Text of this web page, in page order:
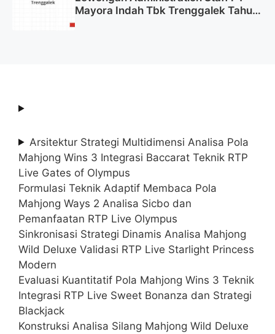
Mayora Indah Tbk Trenggalek Tahun
Arsitektur Strategi Multidimensi Analisa Pola
Mahjong Wins 3 Integrasi Baccarat Teknik RTP
Live Gates of Olympus
Formulasi Teknik Adaptif Membaca Pola
Mahjong Ways 2 Analisa Sicbo dan
Pemanfaatan RTP Live Olympus
Sinkronisasi Strategi Dinamis Analisa Mahjong
Wild Deluxe Validasi RTP Live Starlight Princess
Modern
Evaluasi Kuantitatif Pola Mahjong Wins 3 Teknik
Integrasi RTP Live Sweet Bonanza dan Strategi
Blackjack
Konstruksi Analisa Silang Mahjong Wild Deluxe